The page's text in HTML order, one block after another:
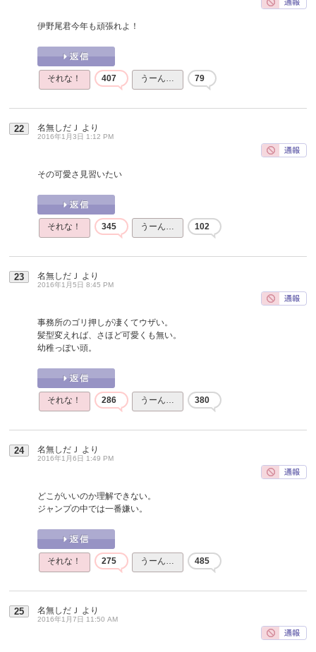
伊野尾君今年も頑張れよ！
それな！ 407 うーん… 79
22 名無しだＪ より
2016年1月3日 1:12 PM
その可愛さ見習いたい
それな！ 345 うーん… 102
23 名無しだＪ より
2016年1月5日 8:45 PM
事務所のゴリ押しが凄くてウザい。
髪型変えれば、さほど可愛くも無い。
幼稚っぽい頭。
それな！ 286 うーん… 380
24 名無しだＪ より
2016年1月6日 1:49 PM
どこがいいのか理解できない。
ジャンプの中では一番嫌い。
それな！ 275 うーん… 485
25 名無しだＪ より
2016年1月7日 11:50 AM